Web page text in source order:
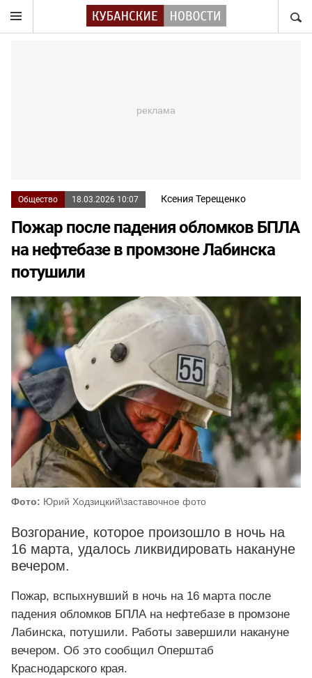
Общество 18.03.2026 10:07 Ксения Терещенко
Пожар после падения обломков БПЛА
на нефтебазе в промзоне Лабинска
потушили
Фото: Юрий Ходзицкий\заставочное фото
Возгорание, которое произошло в ночь на
16 марта, удалось ликвидировать накануне
вечером.
Пожар, вспыхнувший в ночь на 16 марта после
падения обломков БПЛА на нефтебазе в промзоне
Лабинска, потушили. Работы завершили накануне
вечером. Об это сообщил Оперштаб
Краснодарского края.